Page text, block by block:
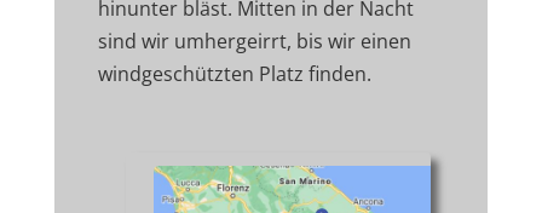
hinunter bläst. Mitten in der Nacht
sind wir umhergeirrt, bis wir einen
windgeschützten Platz finden.